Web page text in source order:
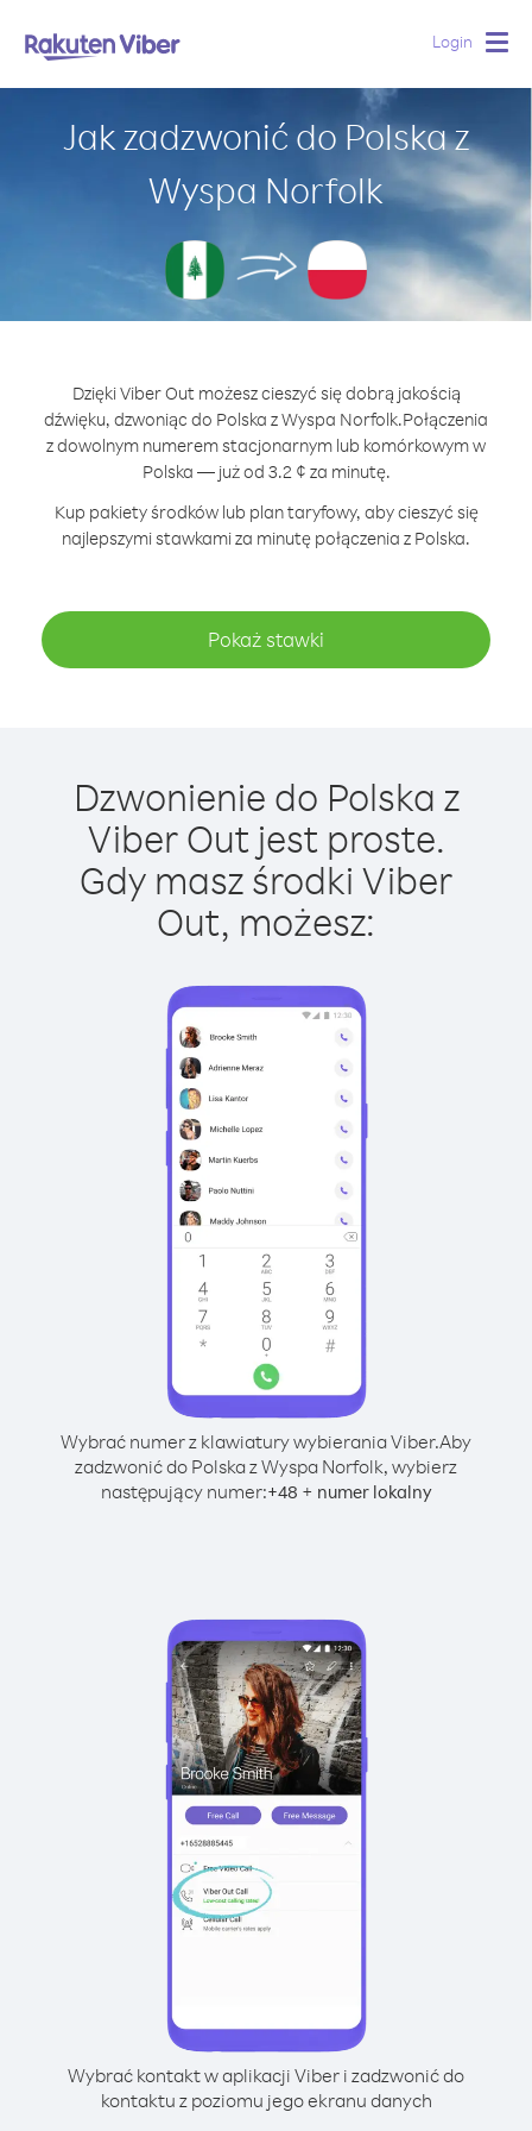
Login
Jak zadzwonić do Polska z
Wyspa Norfolk
Dzięki Viber Out możesz cieszyć się dobrą jakością
dźwięku, dzwoniąc do Polska z Wyspa Norfolk.Połączenia
z dowolnym numerem stacjonarnym lub komórkowym w
Polska — już od 3.2 ¢ za minutę.
Kup pakiety środków lub plan taryfowy, aby cieszyć się
najlepszymi stawkami za minutę połączenia z Polska.
Pokaż stawki
Dzwonienie do Polska z
Viber Out jest proste.
Gdy masz środki Viber
Out, możesz:
Wybrać numer z klawiatury wybierania Viber.Aby
zadzwonić do Polska z Wyspa Norfolk, wybierz
następujący numer:+48 + numer lokalny
Wybrać kontakt w aplikacji Viber i zadzwonić do
kontaktu z poziomu jego ekranu danych